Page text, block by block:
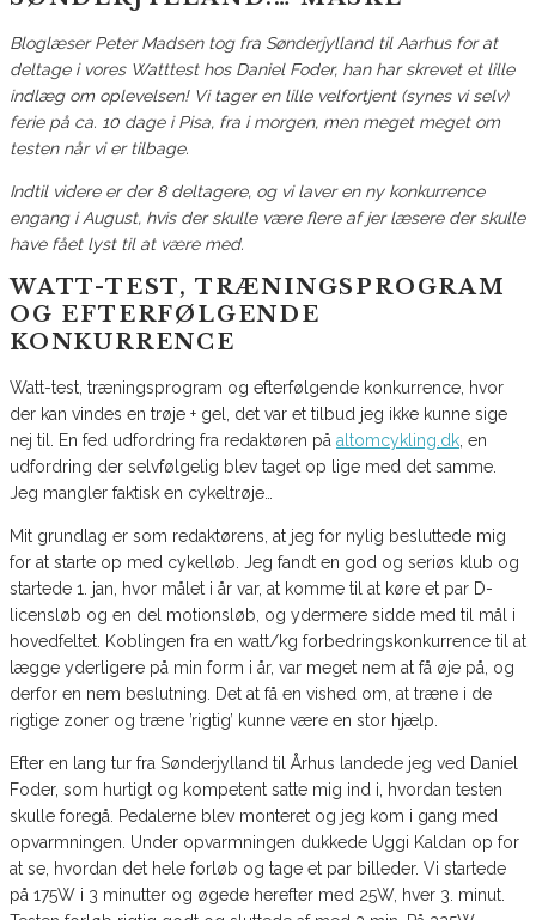
Bloglæser Peter Madsen tog fra Sønderjylland til Aarhus for at
deltage i vores Watttest hos Daniel Foder, han har skrevet et lille
indlæg om oplevelsen! Vi tager en lille velfortjent (synes vi selv)
ferie på ca. 10 dage i Pisa, fra i morgen, men meget meget om
testen når vi er tilbage.
Indtil videre er der 8 deltagere, og vi laver en ny konkurrence
engang i August, hvis der skulle være flere af jer læsere der skulle
have fået lyst til at være med.
WATT-TEST, TRÆNINGSPROGRAM
OG EFTERFØLGENDE
KONKURRENCE
Watt-test, træningsprogram og efterfølgende konkurrence, hvor
der kan vindes en trøje + gel, det var et tilbud jeg ikke kunne sige
nej til. En fed udfordring fra redaktøren på altomcykling.dk, en
udfordring der selvfølgelig blev taget op lige med det samme.
Jeg mangler faktisk en cykeltrøje…
Mit grundlag er som redaktørens, at jeg for nylig besluttede mig
for at starte op med cykelløb. Jeg fandt en god og seriøs klub og
startede 1. jan, hvor målet i år var, at komme til at køre et par D-
licensløb og en del motionsløb, og ydermere sidde med til mål i
hovedfeltet. Koblingen fra en watt/kg forbedringskonkurrence til at
lægge yderligere på min form i år, var meget nem at få øje på, og
derfor en nem beslutning. Det at få en vished om, at træne i de
rigtige zoner og træne ’rigtig’ kunne være en stor hjælp.
Efter en lang tur fra Sønderjylland til Århus landede jeg ved Daniel
Foder, som hurtigt og kompetent satte mig ind i, hvordan testen
skulle foregå. Pedalerne blev monteret og jeg kom i gang med
opvarmningen. Under opvarmningen dukkede Uggi Kaldan op for
at se, hvordan det hele forløb og tage et par billeder. Vi startede
på 175W i 3 minutter og øgede herefter med 25W, hver 3. minut.